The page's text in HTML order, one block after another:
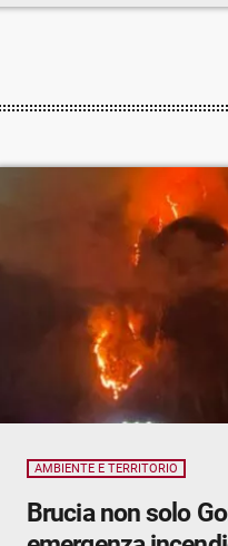
a individuare e far […]
AMBIENTE E TERRITORIO
Brucia non solo Gordona: